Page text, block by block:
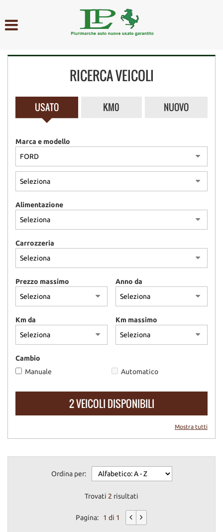
ACQUISTIAMO USATO
CONTATTI
RICERCA VEICOLI
USATO KM0 NUOVO
Marca e modello
Alimentazione
Carrozzeria
Prezzo massimo Anno da
Km da Km massimo
Cambio
Manuale
Automatico
2 VEICOLI DISPONIBILI
Mostra tutti
Ordina per:
Trovati 2 risultati
Pagina: 1 di 1